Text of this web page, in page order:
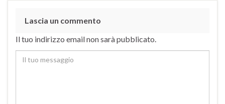
Lascia un commento
Il tuo indirizzo email non sarà pubblicato.